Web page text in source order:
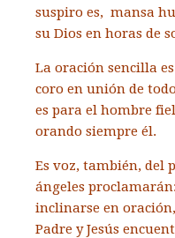
suspiro es, mansa
su Dios en horas de
La oración sencilla es
coro en unión de
es para el hombre
orando siempre él.
Es voz, también, del
ángeles proclamarán:
inclinarse en oración,
Padre y Jesús